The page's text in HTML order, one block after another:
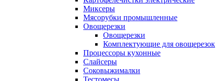
Миксеры
Мясорубки промышленные
Овощерезки
Овощерезки
Комплектующие для овощерезок
Процессоры кухонные
Слайсеры
Соковыжималки
Тестомесы